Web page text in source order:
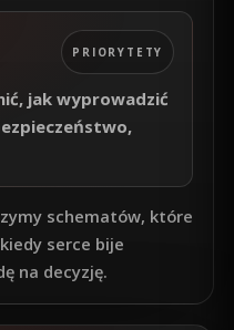
PRIORYTETY
jak wyprowadzić
schematów, które
serce bije
na decyzję.